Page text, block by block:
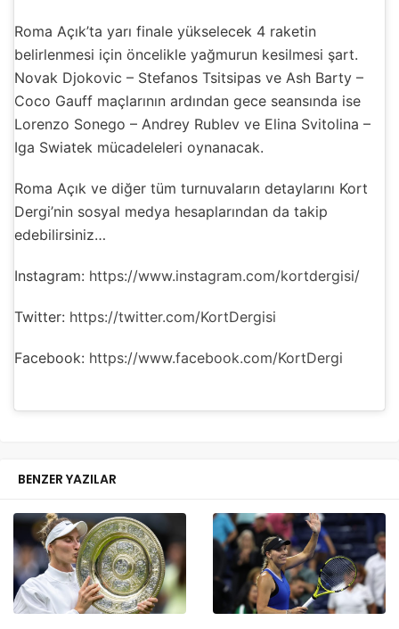
Roma Açık’ta yarı finale yükselecek 4 raketin
belirlenmesi için öncelikle yağmurun kesilmesi şart.
Novak Djokovic – Stefanos Tsitsipas ve Ash Barty –
Coco Gauff maçlarının ardından gece seansında ise
Lorenzo Sonego – Andrey Rublev ve Elina Svitolina –
Iga Swiatek mücadeleleri oynanacak.
Roma Açık ve diğer tüm turnuvaların detaylarını Kort
Dergi’nin sosyal medya hesaplarından da takip
edebilirsiniz…
Instagram: https://www.instagram.com/kortdergisi/
Twitter: https://twitter.com/KortDergisi
Facebook: https://www.facebook.com/KortDergi
BENZER YAZILAR